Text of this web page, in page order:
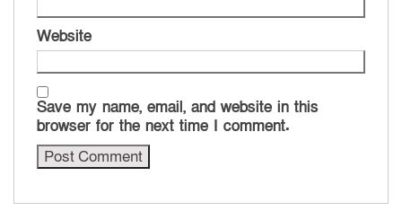
Website
Save my name, email, and website in this
browser for the next time I comment.